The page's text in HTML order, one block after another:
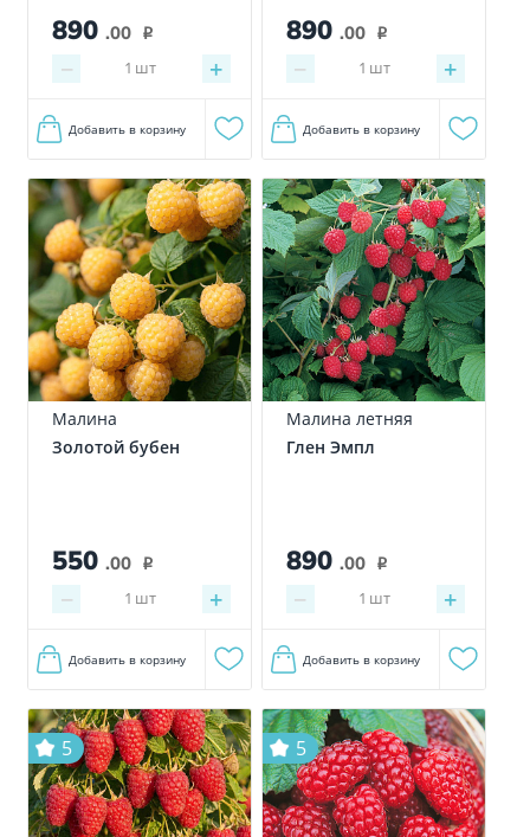
890 .00 i
− +
1 шт
Добавить в корзину
890 .00 i
− +
1 шт
Добавить в корзину
Малина
Золотой бубен
550 .00 i
− +
1 шт
Добавить в корзину
Малина летняя
Глен Эмпл
890 .00 i
− +
1 шт
Добавить в корзину
5 5